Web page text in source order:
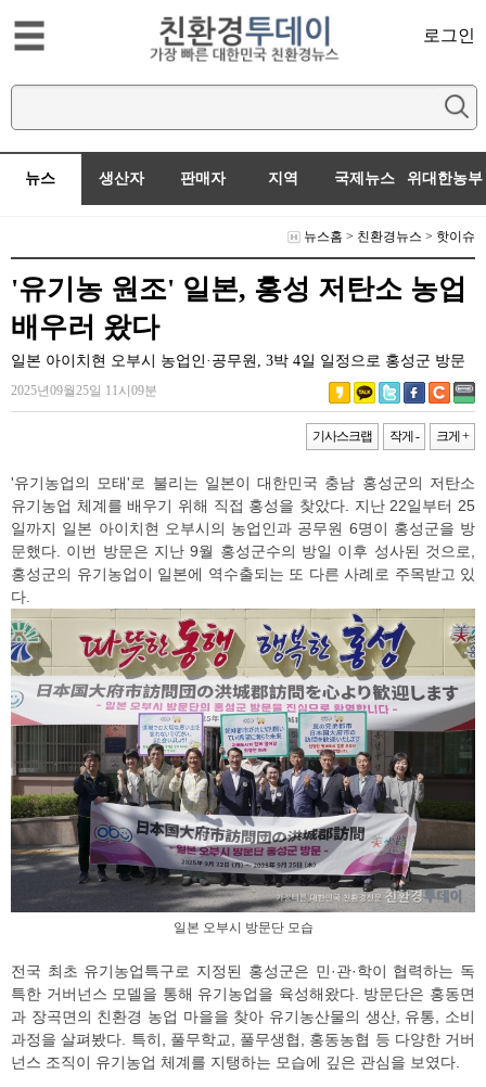
로그인
뉴스 생산자 판매자 지역 국제뉴스 위대한농부
뉴스홈 > 친환경뉴스 > 핫이슈
'유기농 원조' 일본, 홍성 저탄소 농업
배우러 왔다
일본 아이치현 오부시 농업인·공무원, 3박 4일 일정으로 홍성군 방문
2025년09월25일 11시09분
기사스크랩 작게 - 크게 +
'유기농업의 모태'로 불리는 일본이 대한민국 충남 홍성군의 저탄소
유기농업 체계를 배우기 위해 직접 홍성을 찾았다. 지난 22일부터 25
일까지 일본 아이치현 오부시의 농업인과 공무원 6명이 홍성군을 방
문했다. 이번 방문은 지난 9월 홍성군수의 방일 이후 성사된 것으로,
홍성군의 유기농업이 일본에 역수출되는 또 다른 사례로 주목받고 있
다.
일본 오부시 방문단 모습
전국 최초 유기농업특구로 지정된 홍성군은 민·관·학이 협력하는 독
특한 거버넌스 모델을 통해 유기농업을 육성해왔다. 방문단은 홍동면
과 장곡면의 친환경 농업 마을을 찾아 유기농산물의 생산, 유통, 소비
과정을 살펴봤다. 특히, 풀무학교, 풀무생협, 홍동농협 등 다양한 거버
넌스 조직이 유기농업 체계를 지탱하는 모습에 깊은 관심을 보였다.